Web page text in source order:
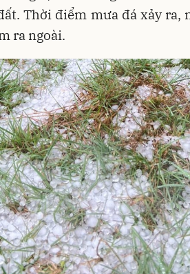
Thời điểm mưa đá xảy ra,
ra ngoài.